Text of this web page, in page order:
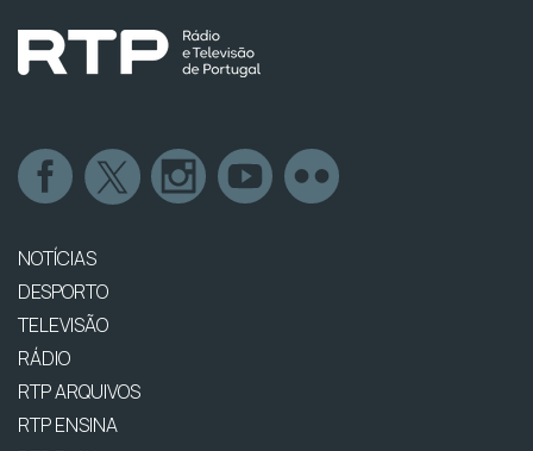
NOTÍCIAS
DESPORTO
TELEVISÃO
RÁDIO
RTP ARQUIVOS
RTP ENSINA